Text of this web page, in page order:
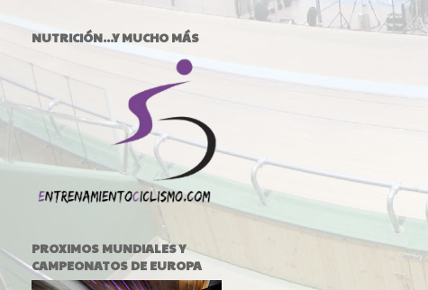
NUTRICIÓN...Y MUCHO MÁS
PROXIMOS MUNDIALES Y
CAMPEONATOS DE EUROPA